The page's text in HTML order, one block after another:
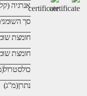
אנרגיה (קלוריות)
סך השומנים (גרם)
חומצת שומן רווי
חומצת שומן טראנס
כולסטרול(מ"ג)